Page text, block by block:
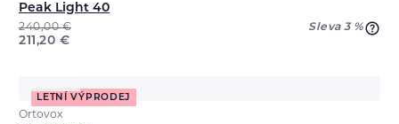
Peak Light 40
240,00€ Sleva 3 %
211,20 €
LETNÍ VÝPRODEJ
Ortovox